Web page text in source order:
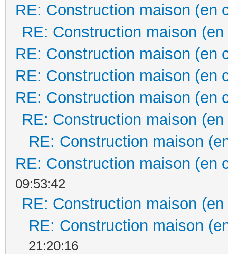
RE: Construction maison (en
RE: Construction maison
RE: Construction maison (en
RE: Construction maison (en
RE: Construction maison (en
RE: Construction maison
RE: Construction maison
RE: Construction maison (en
09:53:42
RE: Construction maison
RE: Construction maison
21:20:16